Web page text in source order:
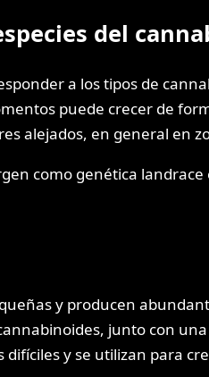
del
a los tipos de
puede crecer de
alejados, en general en
como genética
y producen
junto con
y se utilizan para